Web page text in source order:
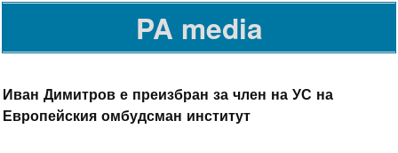
PA media
Иван Димитров е преизбран за член на УС на
Европейския омбудсман институт